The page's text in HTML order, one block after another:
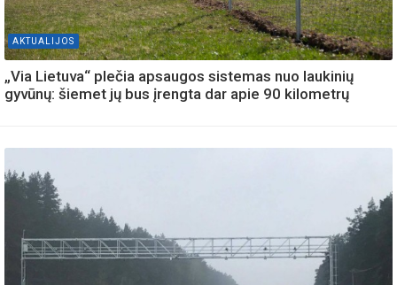
AKTUALIJOS
„Via Lietuva“ plečia apsaugos sistemas nuo laukinių
gyvūnų: šiemet jų bus įrengta dar apie 90 kilometrų